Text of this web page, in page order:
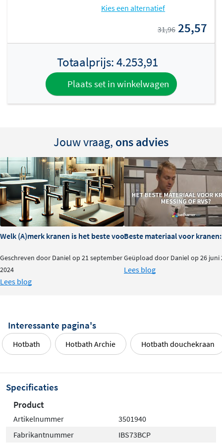
Kies een alternatief
31,96 25,57
Totaalprijs:4.253,91
Plaats set in winkelwagen
Jouw vraag, ons advies
Welk (A)merk kranen is het beste voor je badkamer?
Geschreven door Daniel op 21 september
2024
Lees blog
Beste materiaal voor kranen:
Geüpload door Daniel op 26 juni
Lees blog
Interessante pagina's
Hotbath Hotbath Archie Hotbath douchekraan
Specificaties
Product
Artikelnummer
3501940
Fabrikantnummer
IBS73BCP